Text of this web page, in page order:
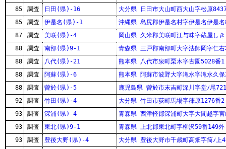
85
調査 日田(県)-16
大分県 日田市大山町西大山字松原
85
調査 伊是名(県)-1
沖縄県 島尻郡伊是名村字伊是名伊是
87
調査 美咲(県)-4
岡山県 久米郡美咲町江与味字蔵屋し
88
調査 南部(県)9-1
青森県 三戸郡南部町大字法師岡字仁
88
調査 八代(県)-21
熊本県 八代市泉町栗木字古園5028番1
88
調査 阿蘇(県)-6
熊本県 阿蘇市波野大字滝水字滝水久
88
調査 曽於(県)-5
鹿児島県 曽於市末吉町深川字堂ﾉ尾
92
調査 竹田(県)-4
大分県 竹田市荻町馬場字葎原1276番2
93
調査 深浦(県)-4
青森県 西津軽郡深浦町大字大間越字
93
調査 東北(県)9-1
青森県 上北郡東北町字柳沢59番149外
93
調査 豊後大野(県)-4
大分県 豊後大野市千歳町高畑字筒ﾉ上